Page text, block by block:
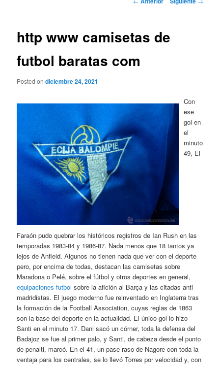
http www camisetas de
futbol baratas com
Posted ondiciembre 24, 2021
Con
ese
gol en
el
minuto
49, El
Faraón pudo quebrar los históricos registros de Ian Rush en las
temporadas 1983-84 y 1986-87. Nada menos que 18 tantos ya
lejos de Anfield. Algunos no tienen nada que ver con el deporte
pero, por encima de todas, destacan las camisetas sobre
Maradona o Pelé, sobre el fútbol y otros deportes en general,
equipaciones futbol sobre la afición al Barça y las citadas anti
madridistas. El juego moderno fue reinventado en Inglaterra tras
la formación de la Football Association, cuyas reglas de 1863
son la base del deporte en la actualidad. El único gol lo hizo
Santi en el minuto 17. Dani sacó un córner, toda la defensa del
Badajoz se fue al primer palo, y Santi, de cabeza desde el punto
de penalti, marcó. En el 41, un pase raso de Nagore con toda la
ventaja para los centrales, se lo llevó Torres por velocidad y, con